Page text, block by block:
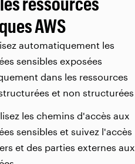
AWS
automatiquement les
sensibles exposées
dans les ressources
et non structurées
les chemins d'accès aux
sensibles et suivez l'accès
et des parties externes aux